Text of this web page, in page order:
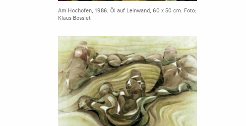
Am Hochofen, 1986, Öl auf Leinwand, 60 x 50 cm. Foto:
Klaus Bosslet